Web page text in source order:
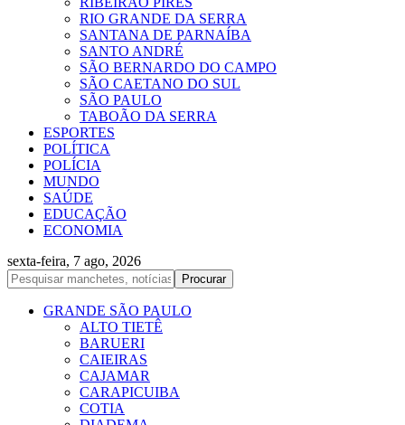
RIO GRANDE DA SERRA
SANTANA DE PARNAÍBA
SANTO ANDRÉ
SÃO BERNARDO DO CAMPO
SÃO CAETANO DO SUL
SÃO PAULO
TABOÃO DA SERRA
ESPORTES
POLÍTICA
POLÍCIA
MUNDO
SAÚDE
EDUCAÇÃO
ECONOMIA
sexta-feira, 7 ago, 2026
GRANDE SÃO PAULO
ALTO TIETÊ
BARUERI
CAIEIRAS
CAJAMAR
CARAPICUIBA
COTIA